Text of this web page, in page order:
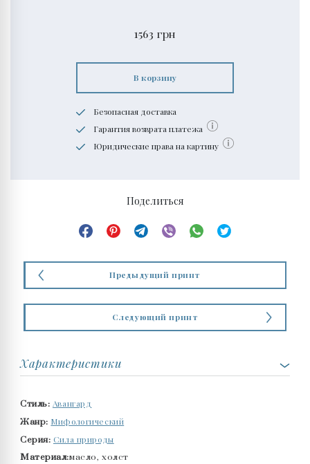
1563 грн
В корзину
Безопасная доставка
Гарантия возврата платежа
Юридические права на картину
Поделиться
Предыдущий принт
Следующий принт
Характеристики
Стиль: Авангард
Жанр: Мифологический
Серия: Сила природы
Материал:масло, холст